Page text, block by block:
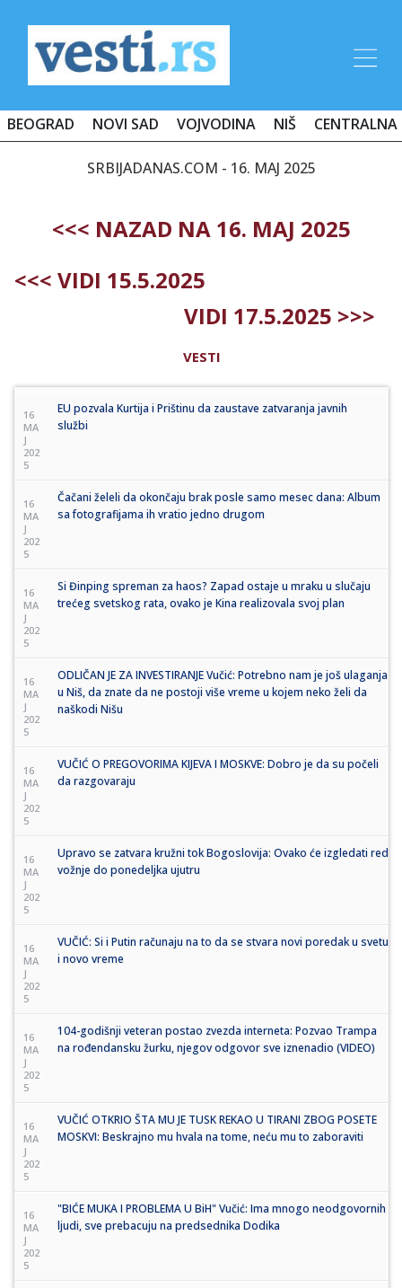
BEOGRAD NOVI SAD VOJVODINA NIŠ CENTRALNA
SRBIJADANAS.COM - 16. MAJ 2025
<<< NAZAD NA 16. MAJ 2025
<<< VIDI 15.5.2025
VIDI 17.5.2025 >>>
VESTI
16
MA
J
202
5
EU pozvala Kurtija i Prištinu da zaustave zatvaranja javnih
službi
16
MA
J
202
5
Čačani želeli da okončaju brak posle samo mesec dana: Album
sa fotografijama ih vratio jedno drugom
16
MA
J
202
5
Si Đinping spreman za haos? Zapad ostaje u mraku u slučaju
trećeg svetskog rata, ovako je Kina realizovala svoj plan
16
MA
J
202
5
ODLIČAN JE ZA INVESTIRANJE Vučić: Potrebno nam je još ulaganja
u Niš, da znate da ne postoji više vreme u kojem neko želi da
naškodi Nišu
16
MA
J
202
5
VUČIĆ O PREGOVORIMA KIJEVA I MOSKVE: Dobro je da su počeli
da razgovaraju
16
MA
J
202
5
Upravo se zatvara kružni tok Bogoslovija: Ovako će izgledati red
vožnje do ponedeljka ujutru
16
MA
J
202
5
VUČIĆ: Si i Putin računaju na to da se stvara novi poredak u svetu
i novo vreme
16
MA
J
202
5
104-godišnji veteran postao zvezda interneta: Pozvao Trampa
na rođendansku žurku, njegov odgovor sve iznenadio (VIDEO)
16
MA
J
202
5
VUČIĆ OTKRIO ŠTA MU JE TUSK REKAO U TIRANI ZBOG POSETE
MOSKVI: Beskrajno mu hvala na tome, neću mu to zaboraviti
16
MA
J
202
5
"BIĆE MUKA I PROBLEMA U BiH" Vučić: Ima mnogo neodgovornih
ljudi, sve prebacuju na predsednika Dodika